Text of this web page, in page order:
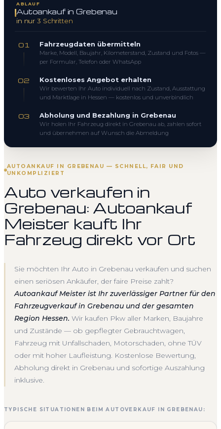
AUTOANKAUF IN GREBENAU — SCHNELL, FAIR UND
UNKOMPLIZIERT
Auto verkaufen in
Grebenau: Autoankauf
Meister kauft Ihr
Fahrzeug direkt vor Ort
Sie möchten Ihr Auto in Grebenau verkaufen und suchen
einen seriösen Ankäufer, der faire Preise zahlt?
Autoankauf Meister ist Ihr zuverlässiger Partner für den
Fahrzeugverkauf in Grebenau und der gesamten
Region Hessen. Wir kaufen Pkw aller Marken, Baujahre
und Zustände — ob gepflegter Gebrauchtwagen,
Fahrzeug mit Unfallschaden, Motorschaden, ohne TÜV
oder mit hoher Laufleistung. Kostenlose Bewertung,
Abholung direkt in Grebenau und sofortige Auszahlung
inklusive.
TYPISCHE SITUATIONEN BEIM AUTOVERKAUF IN GREBENAU:
ABLAUF
Autoankauf in Grebenau
in nur 3 Schritten
01 Fahrzeugdaten übermitteln
Marke, Modell, Baujahr, Kilometerstand, Zustand und Fotos —
per Formular, Telefon oder WhatsApp
02 Kostenloses Angebot erhalten
Wir bewerten Ihr Auto individuell nach Zustand, Ausstattung
und Marktlage in Hessen — kostenlos und unverbindlich
03 Abholung und Bezahlung in Grebenau
Wir holen Ihr Fahrzeug direkt in Grebenau ab, zahlen sofort
und übernehmen auf Wunsch die Abmeldung